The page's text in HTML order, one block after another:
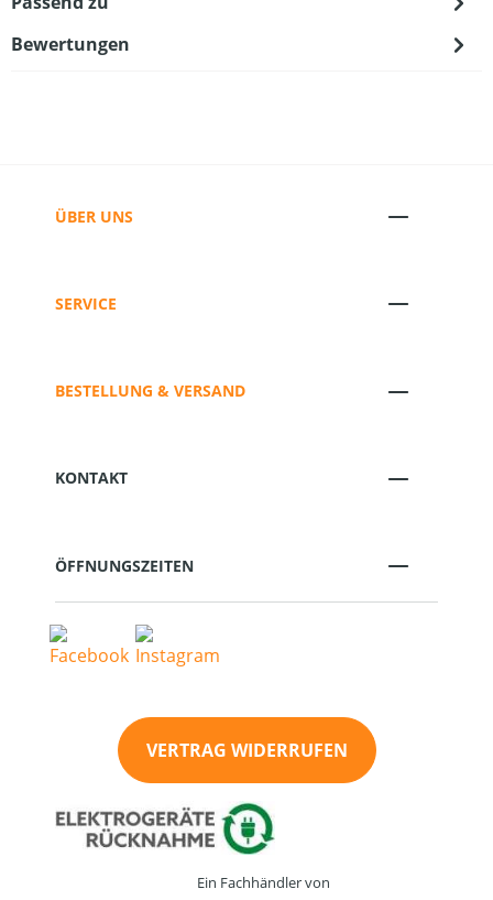
Bewertungen
ÜBER UNS
SERVICE
BESTELLUNG & VERSAND
KONTAKT
ÖFFNUNGSZEITEN
VERTRAG WIDERRUFEN
Ein Fachhändler von